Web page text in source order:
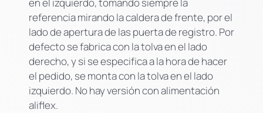
en el izquierdo, tomando siempre la
referencia mirando la caldera de frente, por el
lado de apertura de las puerta de registro. Por
defecto se fabrica con la tolva en el lado
derecho, y si se especifica a la hora de hacer
el pedido, se monta con la tolva en el lado
izquierdo. No hay versión con alimentación
aliflex.